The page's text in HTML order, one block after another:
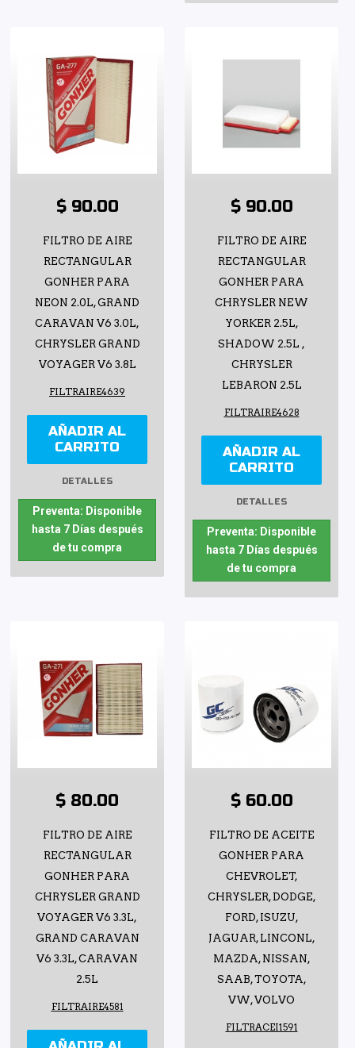
$ 90.00
FILTRO DE AIRE
RECTANGULAR
GONHER PARA
NEON 2.0L, GRAND
CARAVAN V6 3.0L,
CHRYSLER GRAND
VOYAGER V6 3.8L
FILTRAIRE4639
AÑADIR AL
CARRITO
DETALLES
Preventa: Disponible
hasta 7 Días después
de tu compra
$ 90.00
FILTRO DE AIRE
RECTANGULAR
GONHER PARA
CHRYSLER NEW
YORKER 2.5L,
SHADOW 2.5L ,
CHRYSLER
LEBARON 2.5L
FILTRAIRE4628
AÑADIR AL
CARRITO
DETALLES
Preventa: Disponible
hasta 7 Días después
de tu compra
$ 80.00
FILTRO DE AIRE
RECTANGULAR
GONHER PARA
CHRYSLER GRAND
VOYAGER V6 3.3L,
GRAND CARAVAN
V6 3.3L, CARAVAN
2.5L
FILTRAIRE4581
$ 60.00
FILTRO DE ACEITE
GONHER PARA
CHEVROLET,
CHRYSLER, DODGE,
FORD, ISUZU,
JAGUAR, LINCONL,
MAZDA, NISSAN,
SAAB, TOYOTA,
VW, VOLVO
FILTRACEI1591